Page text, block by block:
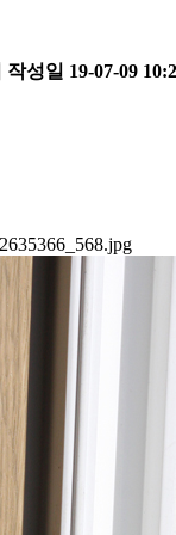
작성일 19-07-09